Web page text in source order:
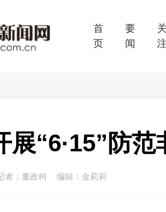
首
页
要
闻
关
注
展“6·15”防
者：董政柯 编辑：金莉莉